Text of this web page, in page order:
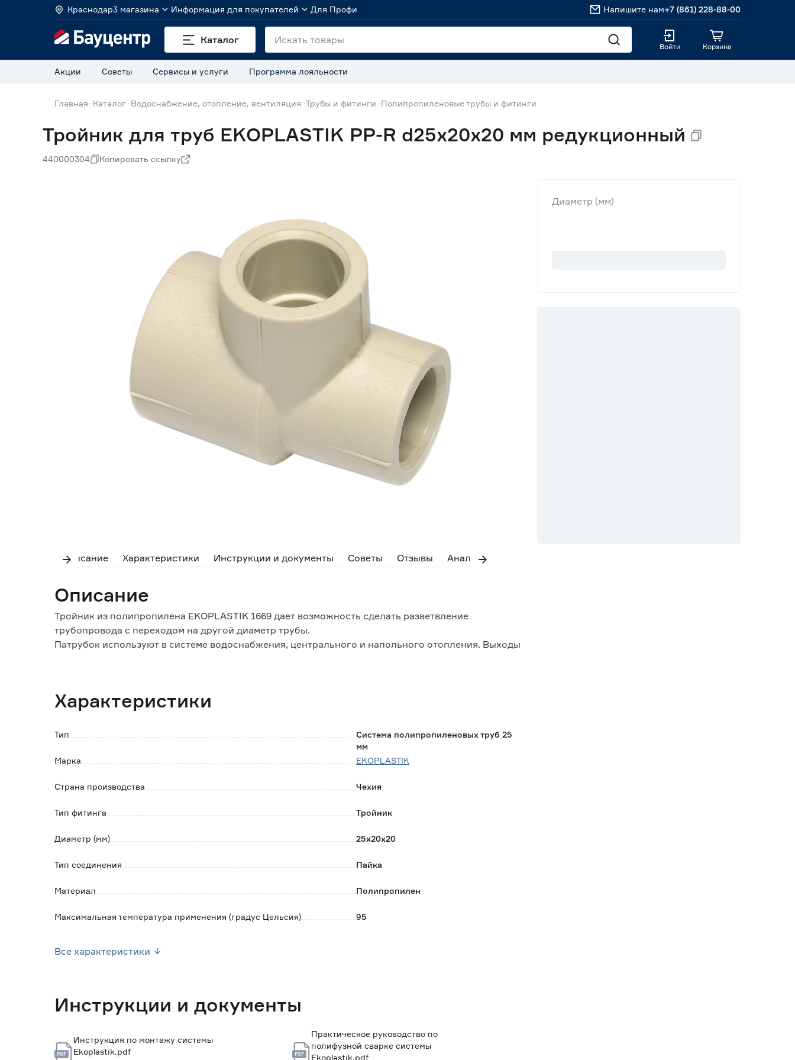
Краснодар3 магазина Информация для покупателей Для Профи Напишите нам+7 (861) 228-88-00
Каталог
Войти Корзина
Акции Советы Сервисы и услуги Программа лояльности
Главная Каталог Водоснабжение, отопление, вентиляция Трубы и фитинги Полипропиленовые трубы и фитинги
Тройник для труб EKOPLASTIK PP-R d25х20х20 мм редукционный
440000304 Копировать ссылку
Описание Характеристики Инструкции и документы Советы Отзывы Аналоги
Описание
Тройник из полипропилена EKOPLASTIK 1669 дает возможность сделать разветвление
трубопровода с переходом на другой диаметр трубы.
Патрубок используют в системе водоснабжения, центрального и напольного отопления. Выходы
Характеристики
Тип
Система полипропиленовых труб 25
мм
Марка
EKOPLASTIK
Страна производства Чехия
Тип фитинга Тройник
Диаметр (мм) 25х20х20
Тип соединения Пайка
Материал Полипропилен
Максимальная температура применения (градус Цельсия) 95
Все характеристики
Инструкции и документы
Инструкция по монтажу системы
Ekoplastik.pdf
Практическое руководство по
полифузной сварке системы
Ekoplastik.pdf
Диаметр (мм)